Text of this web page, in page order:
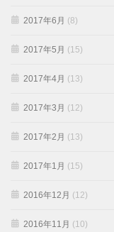
2017年6月 (8)
2017年5月 (15)
2017年4月 (13)
2017年3月 (12)
2017年2月 (13)
2017年1月 (15)
2016年12月 (12)
2016年11月 (10)